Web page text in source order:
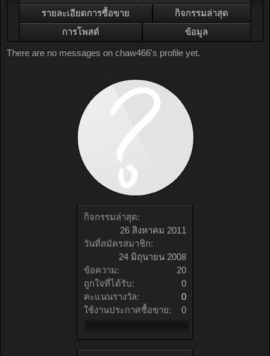
กิจกรรมล่าสุด:
26 สิงหาคม 2011
วันที่สมัครสมาชิก:
24 มิถุนายน 2008
ข้อความ:
20
ถูกใจที่ได้รับ:
0
คะแนนรางวัล:
0
ใช้งานประกาศซื้อขาย:
0
รายละเอียดการซื้อขาย
กิจกรรมล่าสุด
การโพสต์
ข้อมูล
There are no messages on chaw466's profile yet.